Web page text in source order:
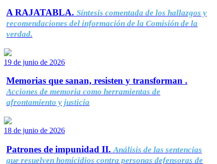
A RAJATABLA. Síntesis comentada de los hallazgos y
recomendaciones del información de la Comisión de la
verdad.
19 de junio de 2026
Memorias que sanan, resisten y transforman .
Acciones de memoria como herramientas de
afrontamiento y justicia
18 de junio de 2026
Patrones de impunidad II. Análisis de las sentencias
que resuelven homicidios contra personas defensoras de